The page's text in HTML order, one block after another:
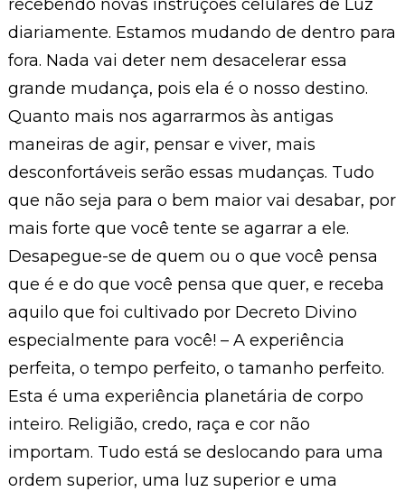
recebendo novas instruções celulares de Luz
diariamente. Estamos mudando de dentro para
fora. Nada vai deter nem desacelerar essa
grande mudança, pois ela é o nosso destino.
Quanto mais nos agarrarmos às antigas
maneiras de agir, pensar e viver, mais
desconfortáveis serão essas mudanças. Tudo
que não seja para o bem maior vai desabar, por
mais forte que você tente se agarrar a ele.
Desapegue-se de quem ou o que você pensa
que é e do que você pensa que quer, e receba
aquilo que foi cultivado por Decreto Divino
especialmente para você! – A experiência
perfeita, o tempo perfeito, o tamanho perfeito.
Esta é uma experiência planetária de corpo
inteiro. Religião, credo, raça e cor não
importam. Tudo está se deslocando para uma
ordem superior, uma luz superior e uma